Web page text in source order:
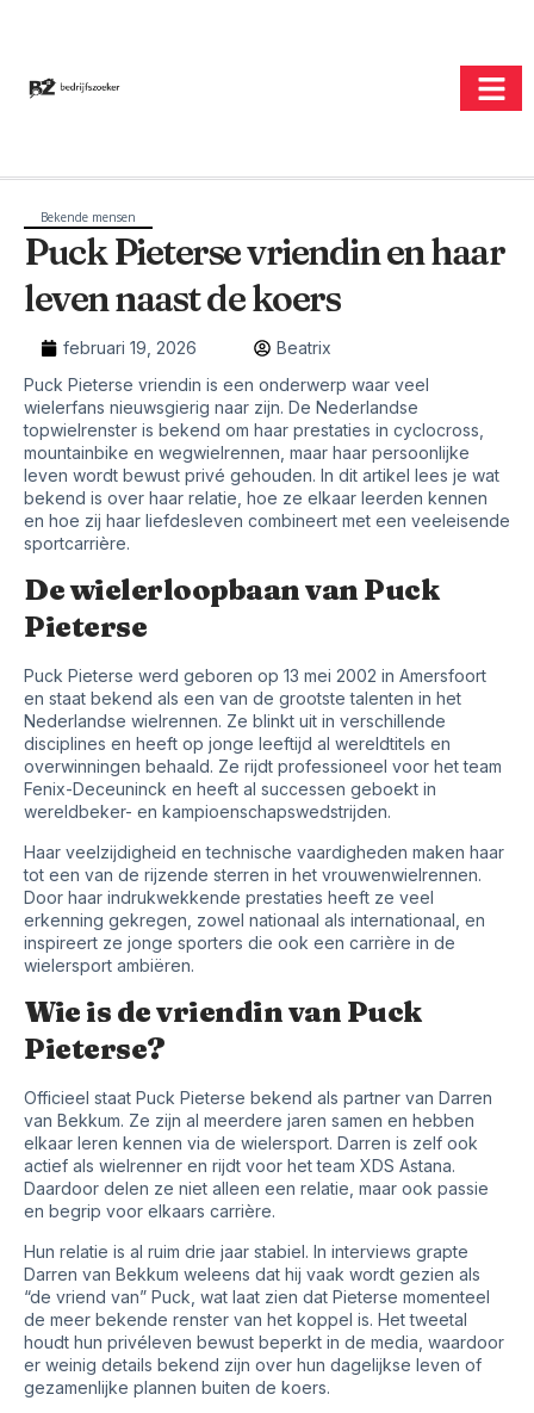
Bekende mensen
Puck Pieterse vriendin en haar
leven naast de koers
februari 19, 2026
Beatrix
Puck Pieterse vriendin is een onderwerp waar veel
wielerfans nieuwsgierig naar zijn. De Nederlandse
topwielrenster is bekend om haar prestaties in cyclocross,
mountainbike en wegwielrennen, maar haar persoonlijke
leven wordt bewust privé gehouden. In dit artikel lees je wat
bekend is over haar relatie, hoe ze elkaar leerden kennen
en hoe zij haar liefdesleven combineert met een veeleisende
sportcarrière.
De wielerloopbaan van Puck
Pieterse
Puck Pieterse werd geboren op 13 mei 2002 in Amersfoort
en staat bekend als een van de grootste talenten in het
Nederlandse wielrennen. Ze blinkt uit in verschillende
disciplines en heeft op jonge leeftijd al wereldtitels en
overwinningen behaald. Ze rijdt professioneel voor het team
Fenix-Deceuninck en heeft al successen geboekt in
wereldbeker- en kampioenschapswedstrijden.
Haar veelzijdigheid en technische vaardigheden maken haar
tot een van de rijzende sterren in het vrouwenwielrennen.
Door haar indrukwekkende prestaties heeft ze veel
erkenning gekregen, zowel nationaal als internationaal, en
inspireert ze jonge sporters die ook een carrière in de
wielersport ambiëren.
Wie is de vriendin van Puck
Pieterse?
Officieel staat Puck Pieterse bekend als partner van Darren
van Bekkum. Ze zijn al meerdere jaren samen en hebben
elkaar leren kennen via de wielersport. Darren is zelf ook
actief als wielrenner en rijdt voor het team XDS Astana.
Daardoor delen ze niet alleen een relatie, maar ook passie
en begrip voor elkaars carrière.
Hun relatie is al ruim drie jaar stabiel. In interviews grapte
Darren van Bekkum weleens dat hij vaak wordt gezien als
“de vriend van” Puck, wat laat zien dat Pieterse momenteel
de meer bekende renster van het koppel is. Het tweetal
houdt hun privéleven bewust beperkt in de media, waardoor
er weinig details bekend zijn over hun dagelijkse leven of
gezamenlijke plannen buiten de koers.